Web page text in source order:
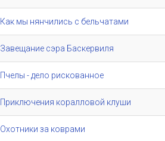
Как мы нянчились с бельчатами
Завещание сэра Баскервиля
Пчелы - дело рискованное
Приключения коралловой клуши
Охотники за коврами